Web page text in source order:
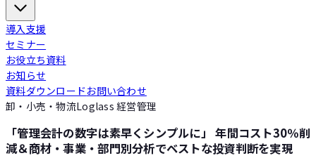
Loglass 経営管理
Loglass 人員計画
Loglass 設備投資計画
導入事例
導入支援
セミナー
お役立ち資料
お知らせ
資料ダウンロードお問い合わせ
卸・小売・物流Loglass 経営管理
「管理会計の数字は素早くシンプルに」 年間コスト30％削
減＆商材・事業・部門別分析でベストな投資判断を実現